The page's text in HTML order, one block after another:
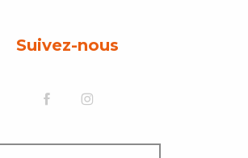
Suivez-nous